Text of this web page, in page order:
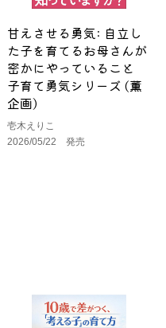
甘えさせる勇気: 自立し
た子を育てるお母さんが
密かにやっていること
子育て勇気シリーズ (薫
企画)
壱木えりこ
2026/05/22 発売